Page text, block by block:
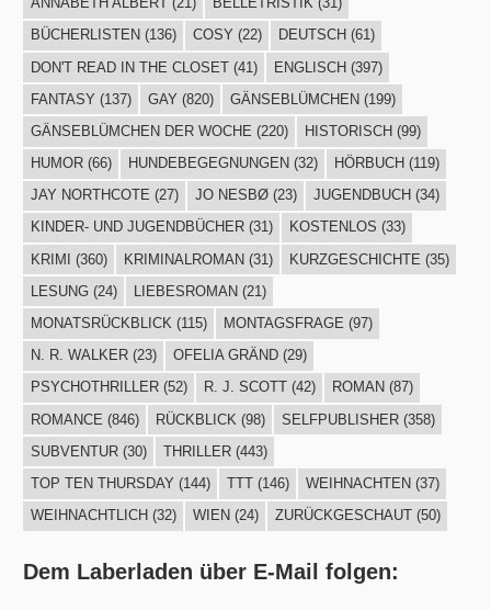
BÜCHERLISTEN (136) COSY (22) DEUTSCH (61)
DON'T READ IN THE CLOSET(41) ENGLISCH(397)
FANTASY (137) GAY (820) GÄNSEBLÜMCHEN(199)
GÄNSEBLÜMCHEN DER WOCHE (220) HISTORISCH (99)
HUMOR(66) HUNDEBEGEGNUNGEN (32) HÖRBUCH (119)
JAY NORTHCOTE (27) JO NESBØ(23) JUGENDBUCH (34)
KINDER- UND JUGENDBÜCHER(31) KOSTENLOS (33)
KRIMI (360) KRIMINALROMAN(31) KURZGESCHICHTE (35)
LESUNG(24) LIEBESROMAN (21)
MONATSRÜCKBLICK(115) MONTAGSFRAGE (97)
N. R. WALKER(23) OFELIA GRÄND(29)
PSYCHOTHRILLER(52) R. J. SCOTT(42) ROMAN (87)
ROMANCE (846) RÜCKBLICK (98) SELFPUBLISHER(358)
SUBVENTUR(30) THRILLER(443)
TOP TEN THURSDAY (144) TTT(146) WEIHNACHTEN (37)
WEIHNACHTLICH (32) WIEN (24) ZURÜCKGESCHAUT(50)
Dem Laberladen über E-Mail folgen: